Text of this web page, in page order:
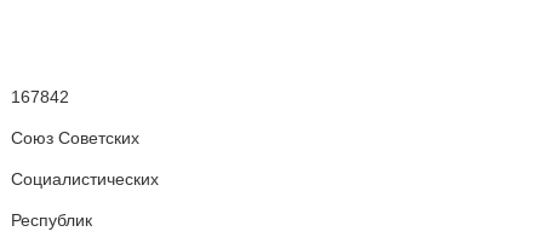
167842
Союз Советских
Социалистических
Республик